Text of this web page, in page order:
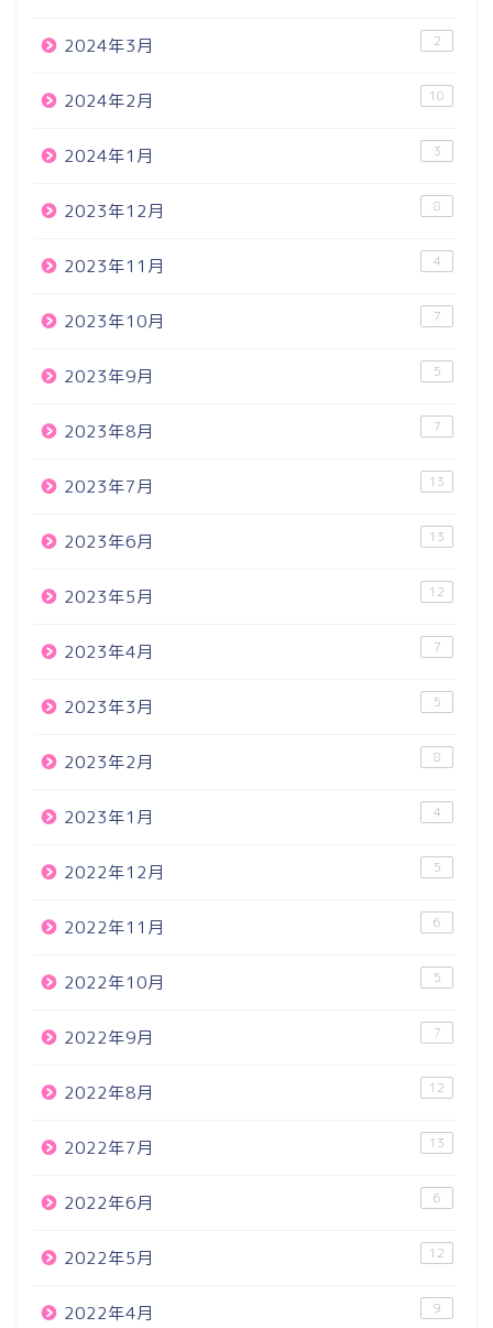
2024年3月 2
2024年2月 10
2024年1月 3
2023年12月 8
2023年11月 4
2023年10月 7
2023年9月 5
2023年8月 7
2023年7月 13
2023年6月 13
2023年5月 12
2023年4月 7
2023年3月 5
2023年2月 8
2023年1月 4
2022年12月 5
2022年11月 6
2022年10月 5
2022年9月 7
2022年8月 12
2022年7月 13
2022年6月 6
2022年5月 12
2022年4月 9